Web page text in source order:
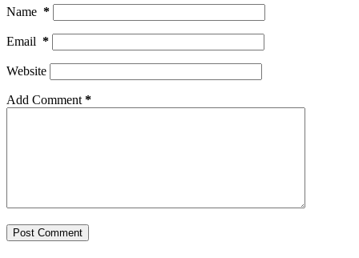
Name *
Email *
Website
Add Comment *
Post Comment